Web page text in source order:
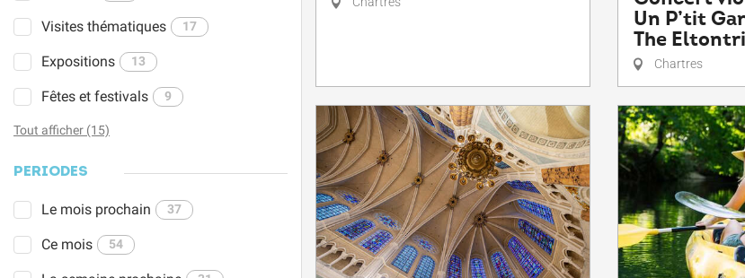
Visites thématiques 17
Expositions 13
Fêtes et festivals 9
Tout afficher (15)
PÉRIODES
Le mois prochain 37
Ce mois 54
Un P’tit
The
Chartres